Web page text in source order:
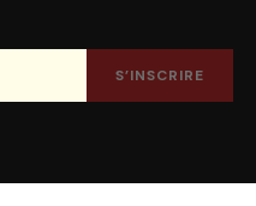
S’INSCRIRE